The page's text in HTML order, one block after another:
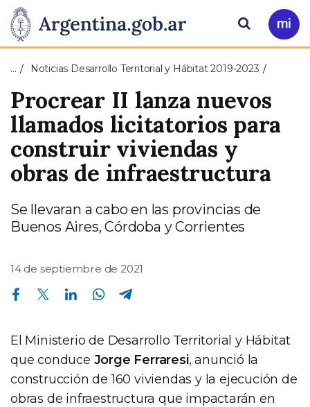
Presidencia
de
la
Nación
Pasar al contenido principal
Ir
a
Buscar
… Noticias Desarrollo Territorial y Hábitat 2019-2023
Procrear II lanza nuevos
llamados licitatorios para
construir viviendas y
obras de infraestructura
Se llevaran a cabo en las provincias de
Buenos Aires, Córdoba y Corrientes
14 de septiembre de 2021
Compartir en Facebook Compartir en Twitter Compartir en Linkedin Compartir en Whatsapp
El Ministerio de Desarrollo Territorial y Hábitat
que conduce Jorge Ferraresi, anunció la
construcción de 160 viviendas y la ejecución de
obras de infraestructura que impactarán en